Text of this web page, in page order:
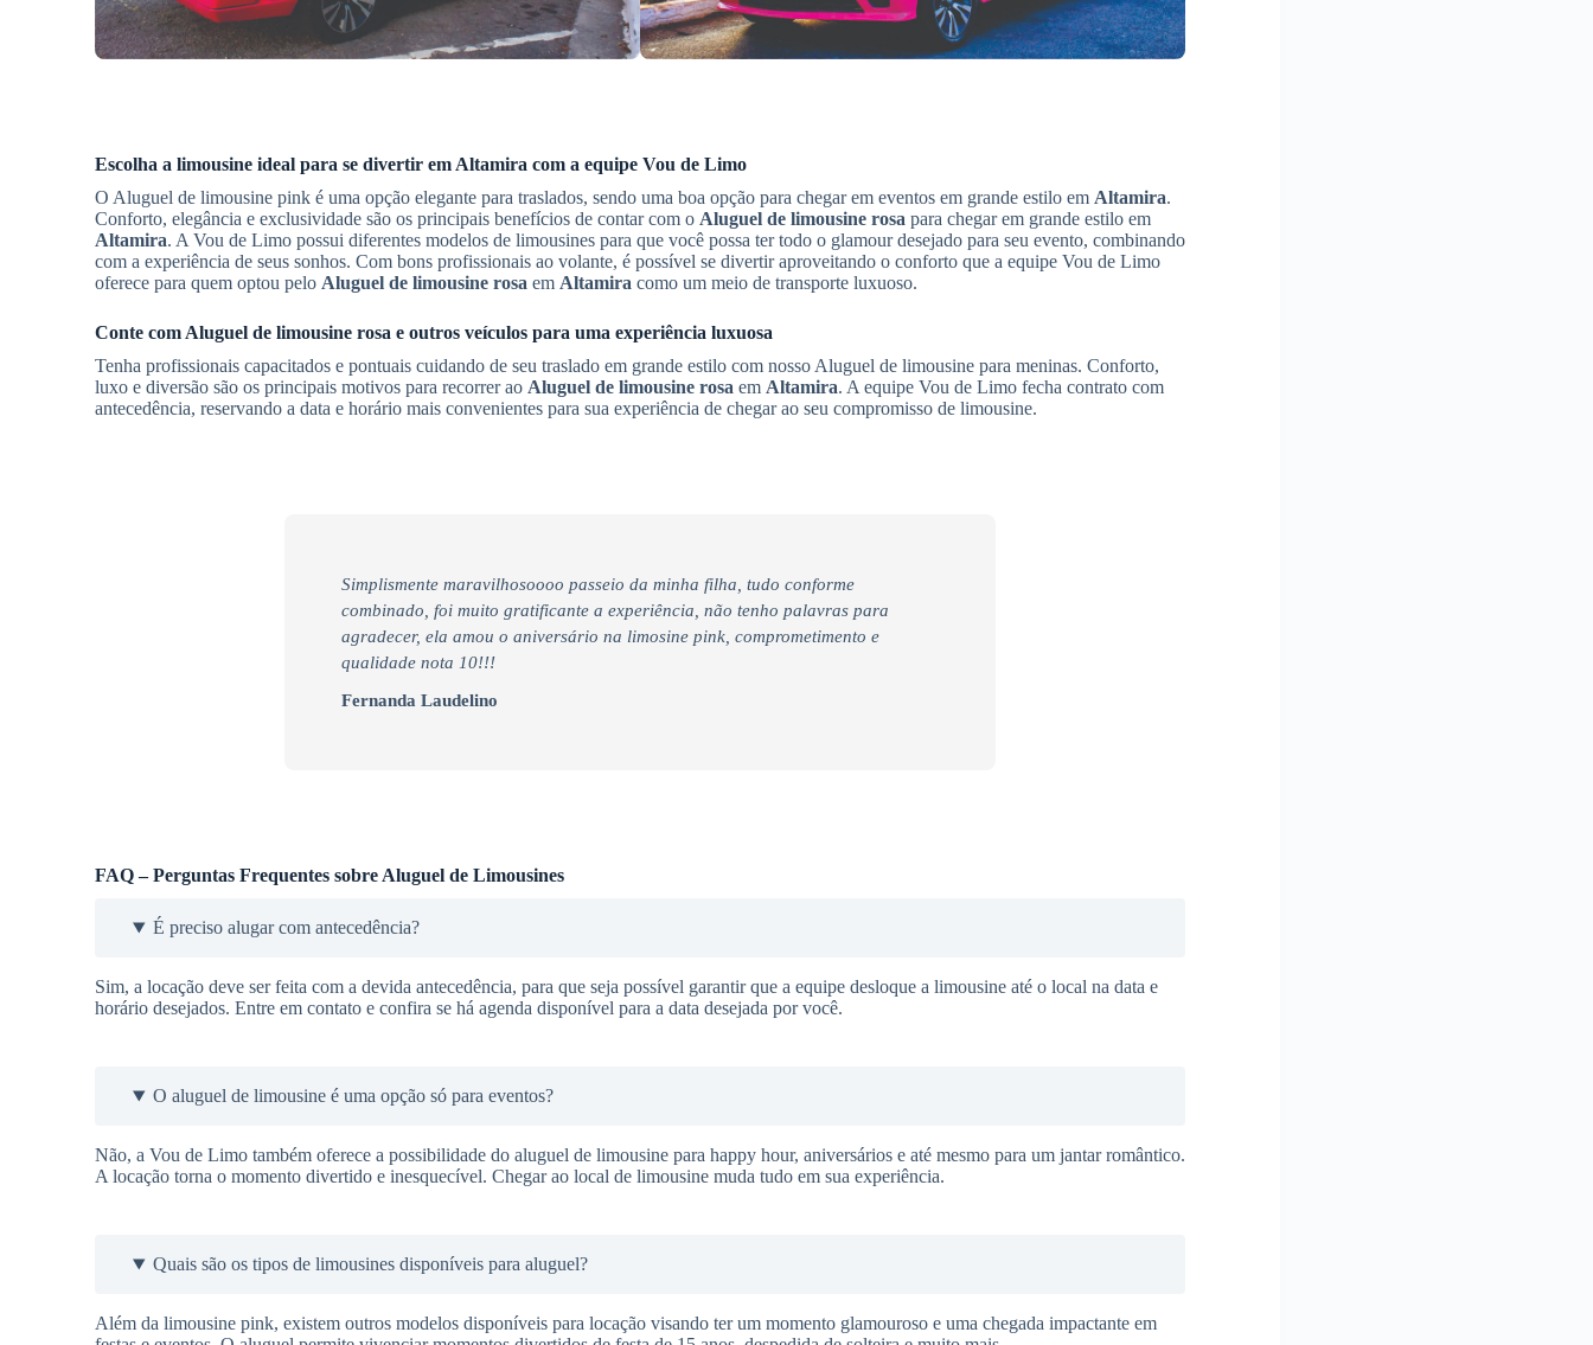
Escolha a limousine ideal para se divertir em Altamira com a equipe Vou de Limo
O Aluguel de limousine pink é uma opção elegante para traslados, sendo uma boa opção para chegar em eventos em grande estilo em Altamira.
Conforto, elegância e exclusividade são os principais benefícios de contar com o Aluguel de limousine rosa para chegar em grande estilo em
Altamira. A Vou de Limo possui diferentes modelos de limousines para que você possa ter todo o glamour desejado para seu evento, combinando
com a experiência de seus sonhos. Com bons profissionais ao volante, é possível se divertir aproveitando o conforto que a equipe Vou de Limo
oferece para quem optou pelo Aluguel de limousine rosa em Altamira como um meio de transporte luxuoso.
Conte com Aluguel de limousine rosa e outros veículos para uma experiência luxuosa
Tenha profissionais capacitados e pontuais cuidando de seu traslado em grande estilo com nosso Aluguel de limousine para meninas. Conforto,
luxo e diversão são os principais motivos para recorrer ao Aluguel de limousine rosa em Altamira. A equipe Vou de Limo fecha contrato com
antecedência, reservando a data e horário mais convenientes para sua experiência de chegar ao seu compromisso de limousine.
Simplismente maravilhosoooo passeio da minha filha, tudo conforme
combinado, foi muito gratificante a experiência, não tenho palavras para
agradecer, ela amou o aniversário na limosine pink, comprometimento e
qualidade nota 10!!!
Fernanda Laudelino
FAQ – Perguntas Frequentes sobre Aluguel de Limousines
É preciso alugar com antecedência?
Sim, a locação deve ser feita com a devida antecedência, para que seja possível garantir que a equipe desloque a limousine até o local na data e
horário desejados. Entre em contato e confira se há agenda disponível para a data desejada por você.
O aluguel de limousine é uma opção só para eventos?
Não, a Vou de Limo também oferece a possibilidade do aluguel de limousine para happy hour, aniversários e até mesmo para um jantar romântico.
A locação torna o momento divertido e inesquecível. Chegar ao local de limousine muda tudo em sua experiência.
Quais são os tipos de limousines disponíveis para aluguel?
Além da limousine pink, existem outros modelos disponíveis para locação visando ter um momento glamouroso e uma chegada impactante em